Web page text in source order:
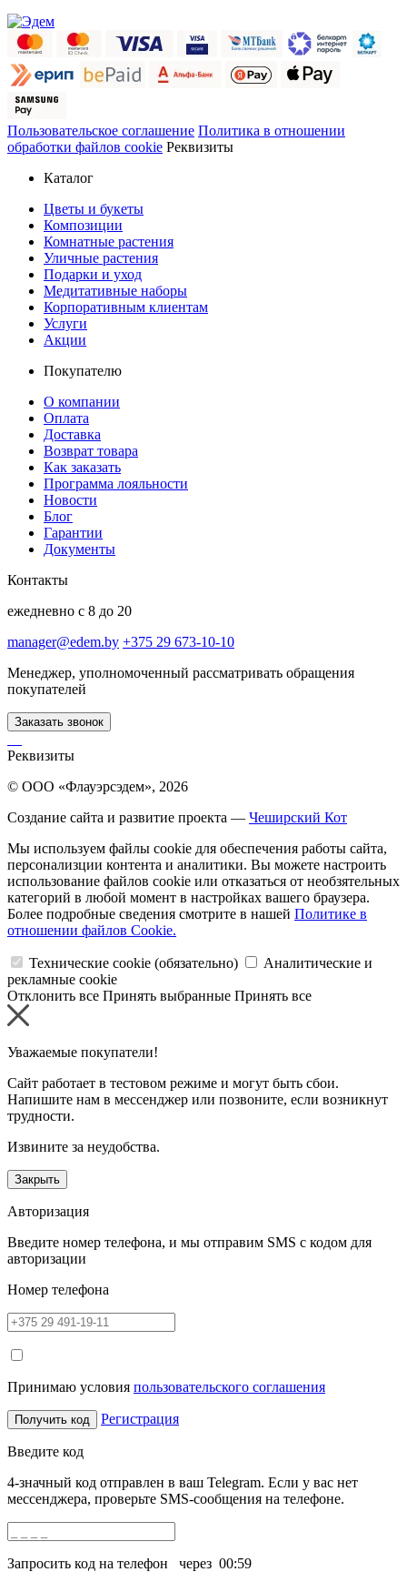
Пользовательское соглашение Политика в отношении
обработки файлов cookie Реквизиты
Каталог
Цветы и букеты
Композиции
Комнатные растения
Уличные растения
Подарки и уход
Медитативные наборы
Корпоративным клиентам
Услуги
Акции
Покупателю
О компании
Оплата
Доставка
Возврат товара
Как заказать
Программа лояльности
Новости
Блог
Гарантии
Документы
Контакты
ежедневно с 8 до 20
manager@edem.by +375 29 673-10-10
Менеджер, уполномоченный рассматривать обращения
покупателей
Заказать звонок
Реквизиты
© ООО «Флауэрсэдем», 2026
Создание сайта и развитие проекта — Чеширский Кот
Мы используем файлы cookie для обеспечения работы сайта,
персонализции контента и аналитики. Вы можете настроить
использование файлов cookie или отказаться от необзятельных
категорий в любой момент в настройках вашего браузера.
Более подробные сведения смотрите в нашей Политике в
отношении файлов Cookie.
Технические cookie (обязательно)
Аналитические и
рекламные cookie
Отклонить все Принять выбранные Принять все
Уважаемые покупатели!
Сайт работает в тестовом режиме и могут быть сбои.
Напишите нам в мессенджер или позвоните, если возникнут
трудности.
Извините за неудобства.
Закрыть
Авторизация
Введите номер телефона, и мы отправим SMS с кодом для
авторизации
Номер телефона
Принимаю условия пользовательского соглашения
Получить код Регистрация
Введите код
4-значный код отправлен в ваш Telegram. Если у вас нет
мессенджера, проверьте SMS-сообщения на телефоне.
Запросить код на телефон через 00:59